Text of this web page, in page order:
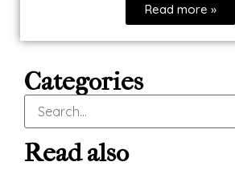
Read more »
Categories
Read also